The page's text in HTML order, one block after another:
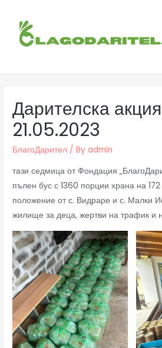
Дарителска
21.05.2023
БлагоДарител / By admin
тази седмица от Фондация
пълен бус с 1360 порции храна на
положение от с. Видраре и с. Малки
жилище за деца, жертви на трафик и